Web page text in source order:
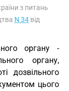
з питань
N 34 від
органу -
органу,
дозвільного
цього